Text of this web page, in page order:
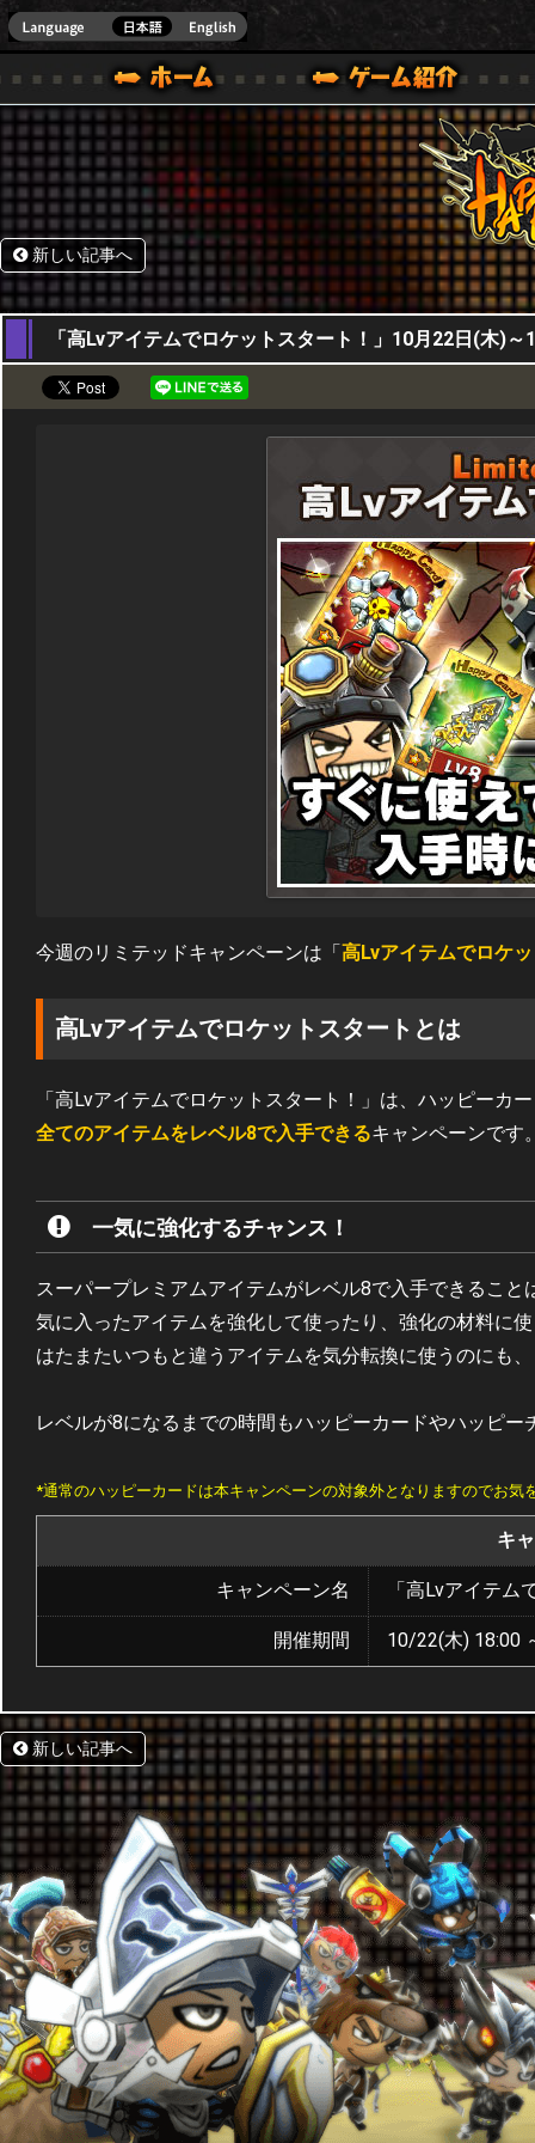
ONE VER.]
ガイド
ル｜HAPPY WARS(ハッピーウォーズ)公式サイト [ XBOX 360,XBOX ONE VER.]
サポート | HAPPY WARS(ハッピーウォーズ)公式サイ
新しい記事へ
22,10,2020
「高Lvアイテムでロケットスタート！」10月22日(木)
今週のリミテッドキャンペーンは「高Lvアイテムでロケ
高Lvアイテムでロケットスタートとは
「高Lvアイテムでロケットスタート！」は、ハッピーカ
全てのアイテムをレベル8で入手できるキャンペーンです
一気に強化するチャンス！
スーパープレミアムアイテムがレベル8で入手できるこ
気に入ったアイテムを強化して使ったり、強化の材料に
はたまたいつもと違うアイテムを気分転換に使うのにも
レベルが8になるまでの時間もハッピーカードやハッピ
*通常のハッピーカードは本キャンペーンの対象外となりますのでお気
キ
キャンペーン名 「高Lvアイテム
開催期間 10/22(木) 18:00
新しい記事へ